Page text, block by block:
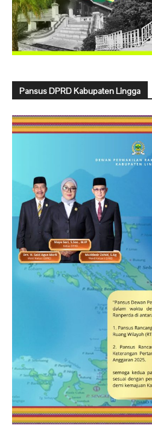
Pansus DPRD Kabupaten Lingga